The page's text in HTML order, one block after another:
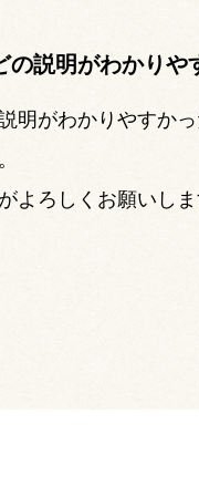
説明がわかりや
明がわかりやすか
よろしくお願いしま